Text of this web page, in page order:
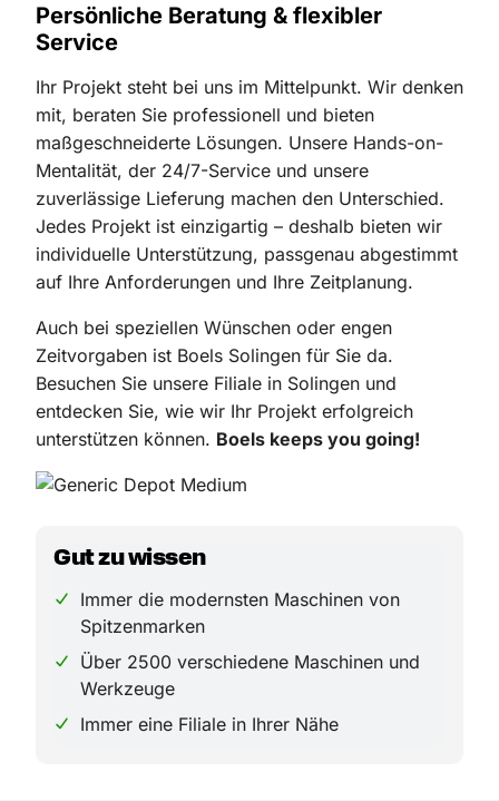
Persönliche Beratung & flexibler
Service
Ihr Projekt steht bei uns im Mittelpunkt. Wir denken
mit, beraten Sie professionell und bieten
maßgeschneiderte Lösungen. Unsere Hands-on-
Mentalität, der 24/7-Service und unsere
zuverlässige Lieferung machen den Unterschied.
Jedes Projekt ist einzigartig – deshalb bieten wir
individuelle Unterstützung, passgenau abgestimmt
auf Ihre Anforderungen und Ihre Zeitplanung.
Auch bei speziellen Wünschen oder engen
Zeitvorgaben ist Boels Solingen für Sie da.
Besuchen Sie unsere Filiale in Solingen und
entdecken Sie, wie wir Ihr Projekt erfolgreich
unterstützen können. Boels keeps you going!
Gut zu wissen
Immer die modernsten Maschinen von
Spitzenmarken
Über 2500 verschiedene Maschinen und
Werkzeuge
Immer eine Filiale in Ihrer Nähe